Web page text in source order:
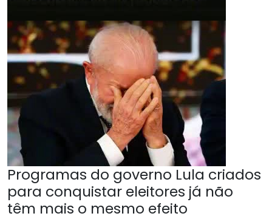
Programas do governo Lula criados
para conquistar eleitores já não
têm mais o mesmo efeito